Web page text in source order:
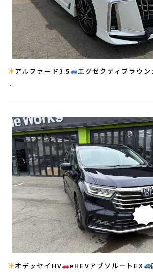
アルファード3.5 エグゼクティブラウン
…
オデッセイHV eHEVアブソルートEX